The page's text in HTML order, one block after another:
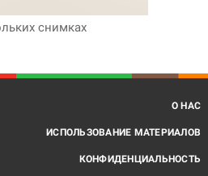
снимках
О НАС
ИСПОЛЬЗОВАНИЕ МАТЕРИАЛОВ
КОНФИДЕНЦИАЛЬНОСТЬ